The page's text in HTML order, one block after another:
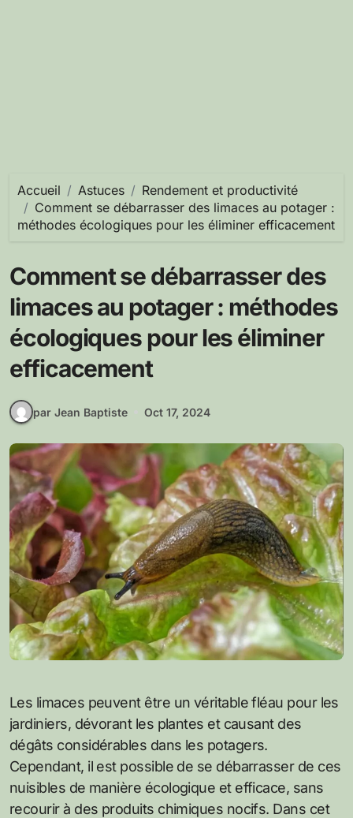
Accueil Astuces
Rendement et productivité
Comment se débarrasser des limaces au potager :
méthodes écologiques pour les éliminer efficacement
Comment se débarrasser des
limaces au potager : méthodes
écologiques pour les éliminer
efficacement
par Jean Baptiste Oct 17, 2024
Les limaces peuvent être un véritable fléau pour les
jardiniers, dévorant les plantes et causant des
dégâts considérables dans les potagers.
Cependant, il est possible de se débarrasser de ces
nuisibles de manière écologique et efficace, sans
recourir à des produits chimiques nocifs. Dans cet